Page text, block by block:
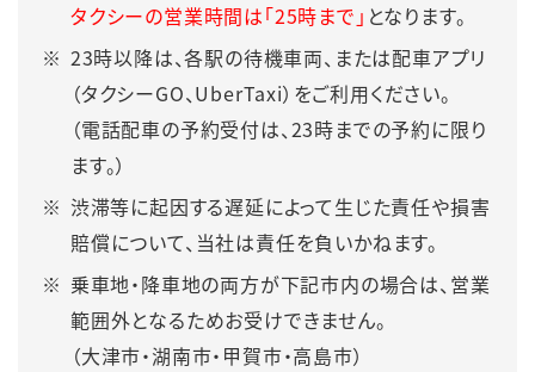
タクシーの営業時間は「25時まで」 となります。
23時以降は、各駅の待機車両、または配車アプリ
（タクシーGO、UberTaxi）をご利用ください。
（電話配車の予約受付は、23時までの予約に限り
ます。）
渋滞等に起因する遅延によって生じた責任や損害
賠償について、当社は責任を負いかねます。
乗車地・降車地の両方が下記市内の場合は、営業
範囲外となるためお受けできません。
（大津市・湖南市・甲賀市・高島市）